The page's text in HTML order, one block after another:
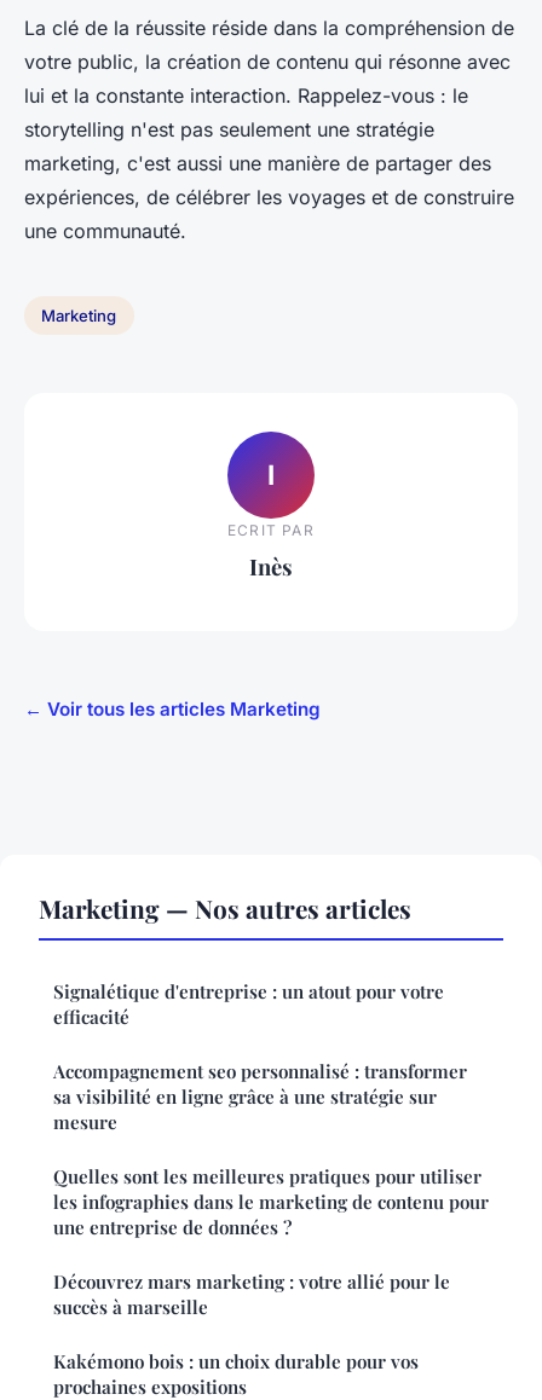
La clé de la réussite réside dans la compréhension de
votre public, la création de contenu qui résonne avec
lui et la constante interaction. Rappelez-vous : le
storytelling n'est pas seulement une stratégie
marketing, c'est aussi une manière de partager des
expériences, de célébrer les voyages et de construire
une communauté.
Marketing
I
ECRIT PAR
Inès
← Voir tous les articles Marketing
Marketing — Nos autres articles
Signalétique d'entreprise : un atout pour votre
efficacité
Accompagnement seo personnalisé : transformer
sa visibilité en ligne grâce à une stratégie sur
mesure
Quelles sont les meilleures pratiques pour utiliser
les infographies dans le marketing de contenu pour
une entreprise de données ?
Découvrez mars marketing : votre allié pour le
succès à marseille
Kakémono bois : un choix durable pour vos
prochaines expositions